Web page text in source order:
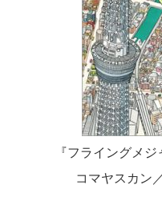
『フライングメ
コマヤスカ